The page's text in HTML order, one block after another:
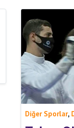
Diğer Sporlar,